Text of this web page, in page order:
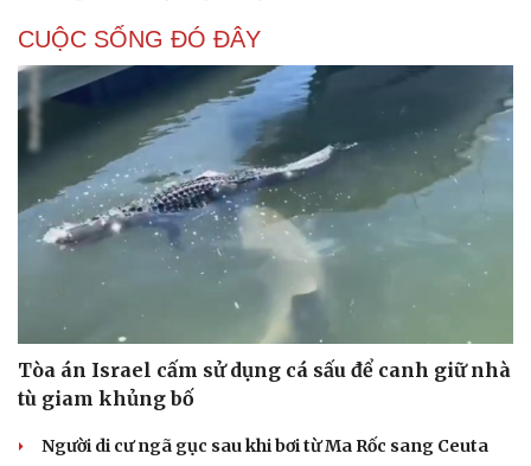
CUỘC SỐNG ĐÓ ĐÂY
Tòa án Israel cấm sử dụng cá sấu để canh giữ nhà
tù giam khủng bố
Người di cư ngã gục sau khi bơi từ Ma Rốc sang Ceuta